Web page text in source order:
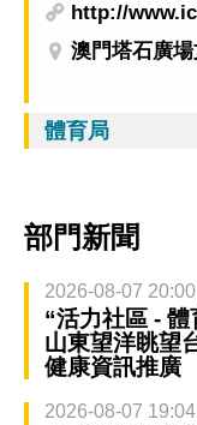
http://
澳門塔石廣
體育局
部門新聞
2026-08-07 20:00
“活力社區 -
山東望洋眺望
健康資訊推廣
2026-08-07 19:04